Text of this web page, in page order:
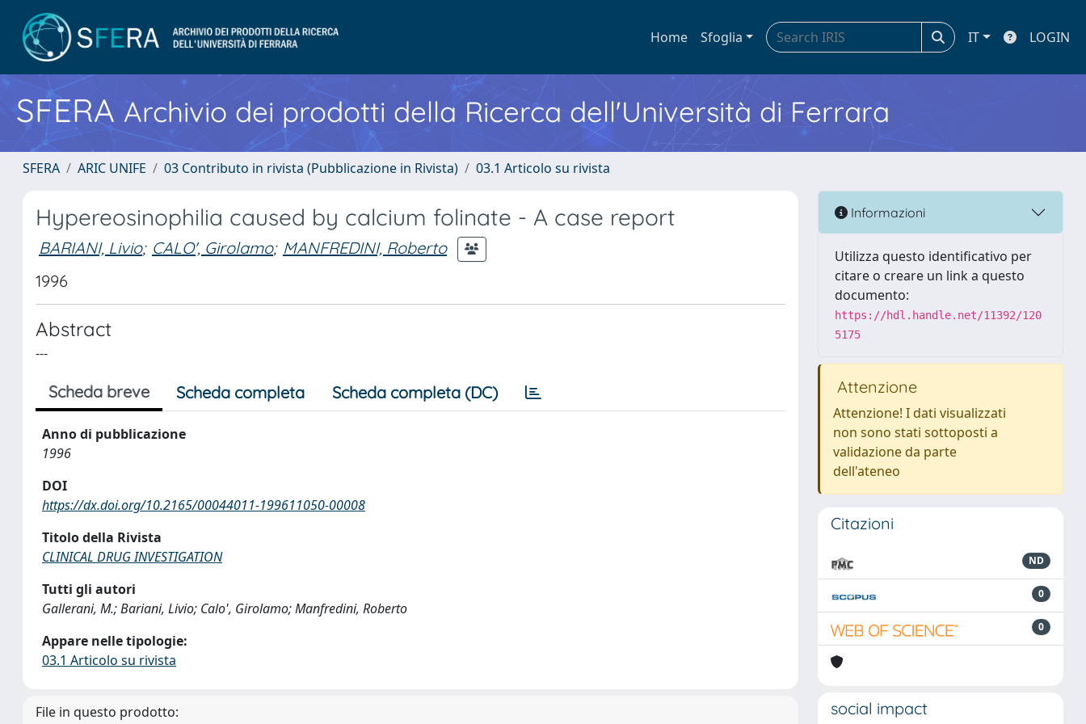
Home Sfoglia IT LOGIN
SFERA Archivio dei prodotti della Ricerca dell'Università di Ferrara
SFERA ARIC UNIFE 03 Contributo in rivista (Pubblicazione in Rivista) 03.1 Articolo su rivista
Hypereosinophilia caused by calcium folinate - A case report
BARIANI, Livio; CALO', Girolamo; MANFREDINI, Roberto
1996
Abstract
---
Scheda breve Scheda completa Scheda completa (DC)
Anno di pubblicazione
1996
DOI
https://dx.doi.org/10.2165/00044011-199611050-00008
Titolo della Rivista
CLINICAL DRUG INVESTIGATION
Tutti gli autori
Gallerani, M.; Bariani, Livio; Calo', Girolamo; Manfredini, Roberto
Appare nelle tipologie:
03.1 Articolo su rivista
File in questo prodotto:
Informazioni
Utilizza questo identificativo per
citare o creare un link a questo
documento:
https://hdl.handle.net/11392/120
5175
Attenzione
Attenzione! I dati visualizzati
non sono stati sottoposti a
validazione da parte
dell'ateneo
Citazioni
ND
0
0
social impact